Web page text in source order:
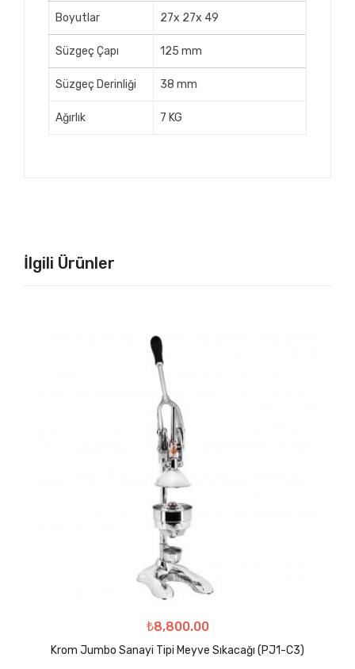
Boyutlar 27x 27x 49
Süzgeç Çapı 125 mm
Süzgeç Derinliği 38 mm
Ağırlık 7 KG
İlgili Ürünler
₺8,800.00
Krom Jumbo Sanayi Tipi Meyve Sıkacağı (PJ1-C3)